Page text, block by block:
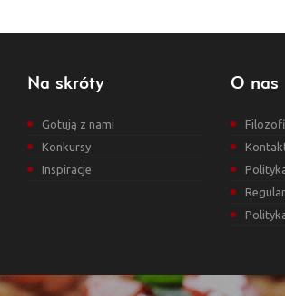
Na skróty
Gotują z nami
Konkursy
Inspiracje
O nas